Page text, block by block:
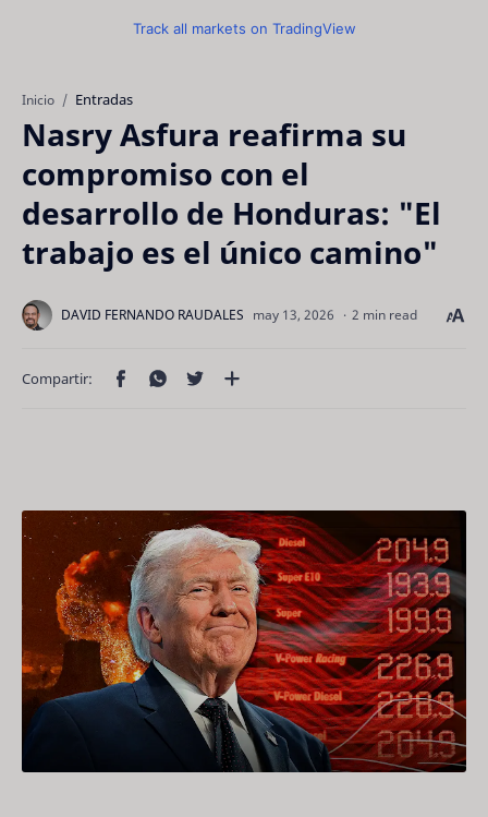
Track all markets on TradingView
Inicio Entradas
Nasry Asfura reafirma su
compromiso con el
desarrollo de Honduras: "El
trabajo es el único camino"
2 min read